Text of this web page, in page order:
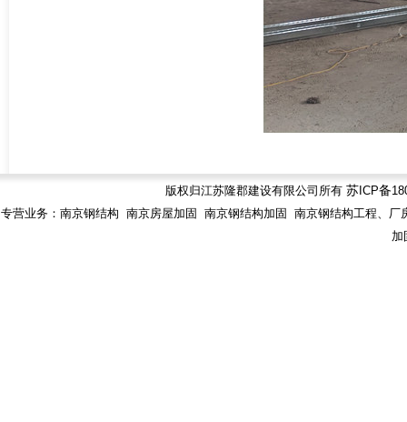
版权归江苏隆郡建设有限公司所有 苏 ICP备
专营业务：南京钢结构 南京房屋加固 南京钢结构加固 南京钢结构工程、